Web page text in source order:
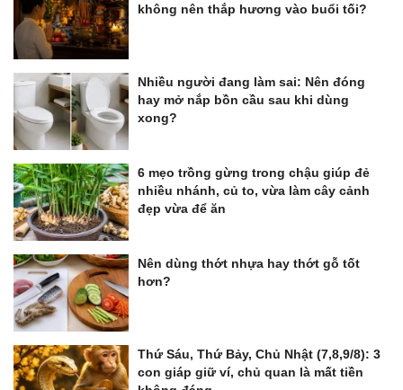
không nên thắp hương vào buổi tối?
Nhiều người đang làm sai: Nên đóng
hay mở nắp bồn cầu sau khi dùng
xong?
6 mẹo trồng gừng trong chậu giúp đẻ
nhiều nhánh, củ to, vừa làm cây cảnh
đẹp vừa để ăn
Nên dùng thớt nhựa hay thớt gỗ tốt
hơn?
Thứ Sáu, Thứ Bảy, Chủ Nhật (7,8,9/8): 3
con giáp giữ ví, chủ quan là mất tiền